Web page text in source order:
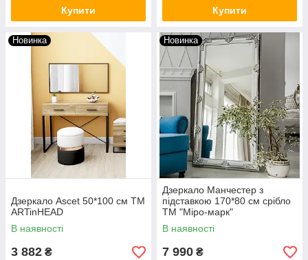
Купити Купити
Новинка
Дзеркало Ascet 50*100 см ТМ
ARTinHEAD
В наявності
3 882 ₴
Новинка
Дзеркало Манчестер з
підставкою 170*80 см срібло
ТМ "Міро-марк"
В наявності
7 990 ₴